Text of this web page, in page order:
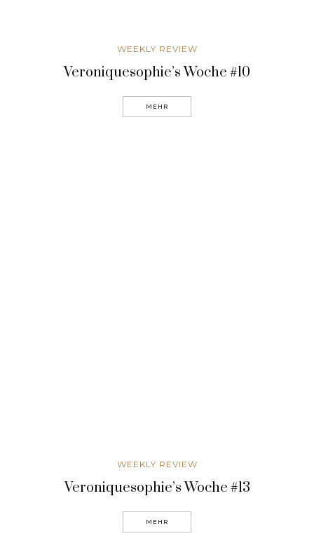
WEEKLY REVIEW
Veroniquesophie’s Woche #10
MEHR
WEEKLY REVIEW
Veroniquesophie’s Woche #13
MEHR